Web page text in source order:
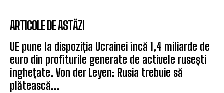
ARTICOLE DE ASTĂZI
UE pune la dispoziția Ucrainei încă 1,4 miliarde de
euro din profiturile generate de activele rusești
înghețate. Von der Leyen: Rusia trebuie să
plătească...